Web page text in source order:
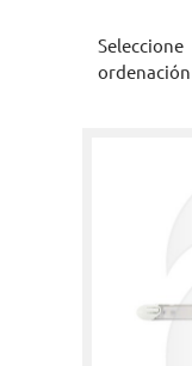
Seleccione
ordenación